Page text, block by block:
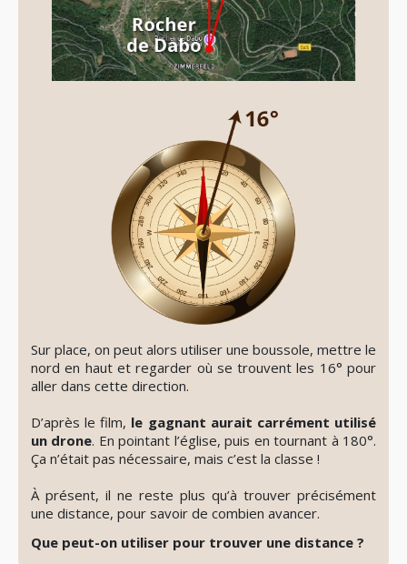
Sur place, on peut alors utiliser une boussole, mettre le
nord en haut et regarder où se trouvent les 16° pour
aller dans cette direction.
D’après le film, le gagnant aurait carrément utilisé
un drone. En pointant l’église, puis en tournant à 180°.
Ça n’était pas nécessaire, mais c’est la classe !
À présent, il ne reste plus qu’à trouver précisément
une distance, pour savoir de combien avancer.
Que peut-on utiliser pour trouver une distance ?